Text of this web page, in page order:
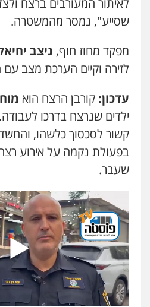
עו"ד זוהר ארבל
קטינים
0538788878
עו"ד אסף דוק
פלילי עבירות מין
חמורה חקירות
0526885006
לאיתור המעורבים ברצח
שסייע", נמסר מהמשטרה.
מפקד מחוז חוף, ניצב
לזירה וקיים הערכת מצב
עדכון: קורבן הרצח הוא
ילדים שנרצח בדרכו
קשור לסכסוך כלשהו,
בפעולת נקמה על אירוע
שעבר.
עו"ד בועז קניג
פלילי משפחה
מנשה, אלמוג –
עורכי דין לענייני
0546470989
עו"ד אבי כהן
פלילי פשיעה
ויקי שמואל –
פלילי משפט פלילי
0528959600
קורל קרוז –
משפט פלילי